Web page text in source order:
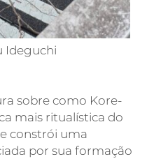
Ideguchi
sobre como Kore-
mais ritualística do
constrói uma
por sua formação